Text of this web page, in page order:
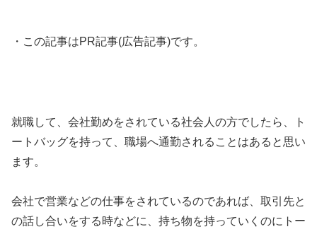
・この記事はPR記事(広告記事)です。
就職して、会社勤めをされている社会人の方でしたら、ト
ートバッグを持って、職場へ通勤されることはあると思い
ます。
会社で営業などの仕事をされているのであれば、取引先と
の話し合いをする時などに、持ち物を持っていくのにトー